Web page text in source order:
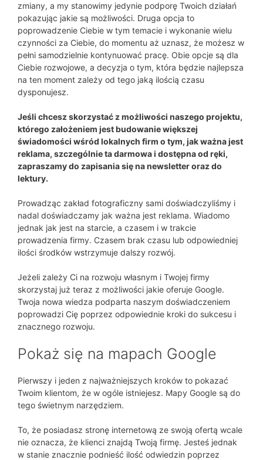
zmiany, a my stanowimy jedynie podporę Twoich działań
pokazując jakie są możliwości. Druga opcja to
poprowadzenie Ciebie w tym temacie i wykonanie wielu
czynności za Ciebie, do momentu aż uznasz, że możesz w
pełni samodzielnie kontynuować pracę. Obie opcje są dla
Ciebie rozwojowe, a decyzja o tym, która będzie najlepsza
na ten moment zależy od tego jaką ilością czasu
dysponujesz.
Jeśli chcesz skorzystać z możliwości naszego projektu,
którego założeniem jest budowanie większej
świadomości wśród lokalnych firm o tym, jak ważna jest
reklama, szczególnie ta darmowa i dostępna od ręki,
zapraszamy do zapisania się na newsletter oraz do
lektury.
Prowadząc zakład fotograficzny sami doświadczyliśmy i
nadal doświadczamy jak ważna jest reklama. Wiadomo
jednak jak jest na starcie, a czasem i w trakcie
prowadzenia firmy. Czasem brak czasu lub odpowiedniej
ilości środków wstrzymuje dalszy rozwój.
Jeżeli zależy Ci na rozwoju własnym i Twojej firmy
skorzystaj już teraz z możliwości jakie oferuje Google.
Twoja nowa wiedza podparta naszym doświadczeniem
poprowadzi Cię poprzez odpowiednie kroki do sukcesu i
znacznego rozwoju.
Pokaż się na mapach Google
Pierwszy i jeden z najważniejszych kroków to pokazać
Twoim klientom, że w ogóle istniejesz. Mapy Google są do
tego świetnym narzędziem.
To, że posiadasz stronę internetową ze swoją ofertą wcale
nie oznacza, że klienci znajdą Twoją firmę. Jesteś jednak
w stanie znacznie podnieść ilość odwiedzin poprzez